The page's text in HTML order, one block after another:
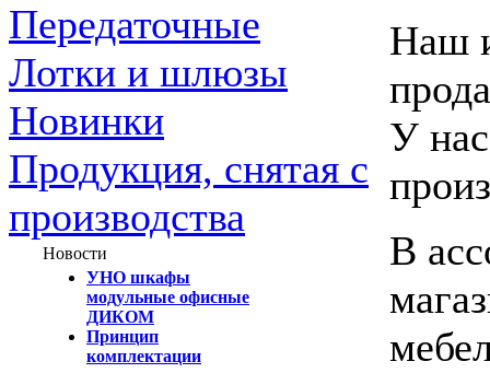
Передаточные
Лотки и шлюзы
Новинки
Продукция, снятая с
производства
Новости
УНО шкафы
модульные офисные
ДИКОМ
Принцип
комплектации
Наш
У
В